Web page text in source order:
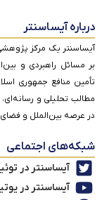
درباره آیساسنتر
آیساسنتر یک مرکز
بر مسائل راهبردی و
تأمین منافع جمهوری
مطالب تحلیلی و
در عرصه بین‌الملل و فضای
شبکه‌های اجتماعی
آیساسنتر در
آیساسنتر در